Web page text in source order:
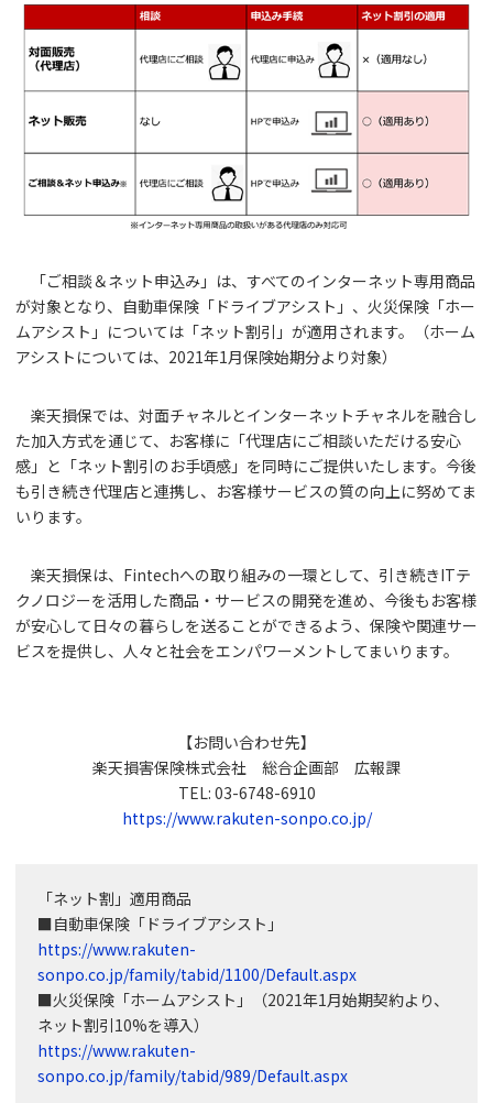
「ご相談＆ネット申込み」は、すべてのインターネット専用商品
が対象となり、自動車保険「ドライブアシスト」、火災保険「ホー
ムアシスト」については「ネット割引」が適用されます。（ホーム
アシストについては、2021年1月保険始期分より対象）
楽天損保では、対面チャネルとインターネットチャネルを融合し
た加入方式を通じて、お客様に「代理店にご相談いただける安心
感」と「ネット割引のお手頃感」を同時にご提供いたします。今後
も引き続き代理店と連携し、お客様サービスの質の向上に努めてま
いります。
楽天損保は、Fintechへの取り組みの一環として、引き続きITテ
クノロジーを活用した商品・サービスの開発を進め、今後もお客様
が安心して日々の暮らしを送ることができるよう、保険や関連サー
ビスを提供し、人々と社会をエンパワーメントしてまいります。
【お問い合わせ先】
楽天損害保険株式会社 総合企画部 広報課
TEL: 03-6748-6910
https://www.rakuten-sonpo.co.jp/
「ネット割」適用商品
■自動車保険「ドライブアシスト」
https://www.rakuten-
sonpo.co.jp/family/tabid/1100/Default.aspx
■火災保険「ホームアシスト」（2021年1月始期契約より、
ネット割引10%を導入）
https://www.rakuten-
sonpo.co.jp/family/tabid/989/Default.aspx